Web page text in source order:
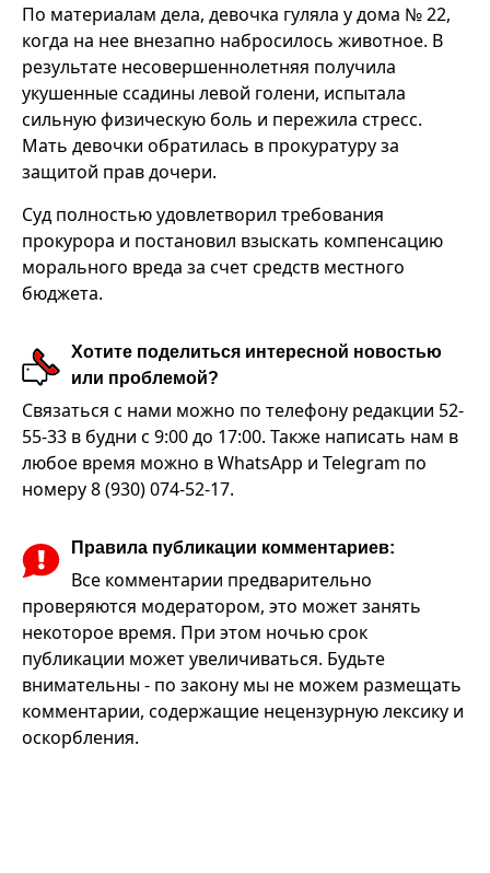
По материалам дела, девочка гуляла у дома № 22,
когда на нее внезапно набросилось животное. В
результате несовершеннолетняя получила
укушенные ссадины левой голени, испытала
сильную физическую боль и пережила стресс.
Мать девочки обратилась в прокуратуру за
защитой прав дочери.
Суд полностью удовлетворил требования
прокурора и постановил взыскать компенсацию
морального вреда за счет средств местного
бюджета.
Хотите поделиться интересной новостью
или проблемой?
Связаться с нами можно по телефону редакции 52-
55-33 в будни с 9:00 до 17:00. Также написать нам в
любое время можно в WhatsApp и Telegram по
номеру 8 (930) 074-52-17.
Правила публикации комментариев:
Все комментарии предварительно
проверяются модератором, это может занять
некоторое время. При этом ночью срок
публикации может увеличиваться. Будьте
внимательны - по закону мы не можем размещать
комментарии, содержащие нецензурную лексику и
оскорбления.